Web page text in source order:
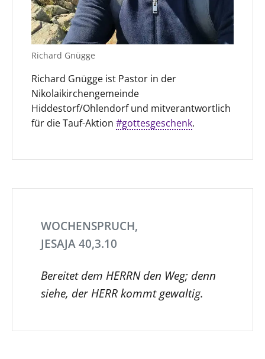
Richard Gnügge
Richard Gnügge ist Pastor in der
Nikolaikirchengemeinde
Hiddestorf/Ohlendorf und mitverantwortlich
für die Tauf-Aktion #gottesgeschenk.
WOCHENSPRUCH,
JESAJA 40,3.10
Bereitet dem HERRN den Weg; denn
siehe, der HERR kommt gewaltig.